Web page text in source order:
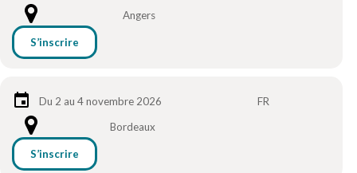
Angers
S’inscrire
Du 2 au 4 novembre 2026
FR
Bordeaux
S’inscrire